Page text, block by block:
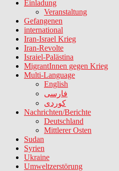
Einladung
Veranstaltung
Gefangenen
international
Iran-Israel Krieg
Iran-Revolte
Israiel-Palästina
MigrantInnen gegen Krieg
Multi-Language
English
فارسی
کوردی
Nachrichten/Berichte
Deutschland
Mittlerer Osten
Sudan
Syrien
Ukraine
Umweltzerstörung